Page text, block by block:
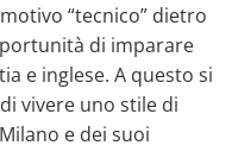
“tecnico” dietro
di imparare
e inglese. A questo si
vivere uno stile di
e dei suoi